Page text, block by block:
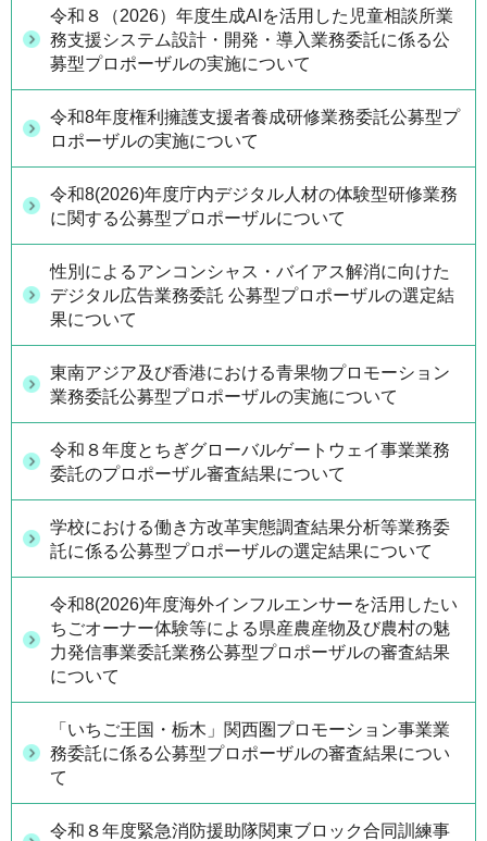
令和８（2026）年度生成AIを活用した児童相談所業
務支援システム設計・開発・導入業務委託に係る公
募型プロポーザルの実施について
令和8年度権利擁護支援者養成研修業務委託公募型プ
ロポーザルの実施について
令和8(2026)年度庁内デジタル人材の体験型研修業務
に関する公募型プロポーザルについて
性別によるアンコンシャス・バイアス解消に向けた
デジタル広告業務委託 公募型プロポーザルの選定結
果について
東南アジア及び香港における青果物プロモーション
業務委託公募型プロポーザルの実施について
令和８年度とちぎグローバルゲートウェイ事業業務
委託のプロポーザル審査結果について
学校における働き方改革実態調査結果分析等業務委
託に係る公募型プロポーザルの選定結果について
令和8(2026)年度海外インフルエンサーを活用したい
ちごオーナー体験等による県産農産物及び農村の魅
力発信事業委託業務公募型プロポーザルの審査結果
について
「いちご王国・栃木」関西圏プロモーション事業業
務委託に係る公募型プロポーザルの審査結果につい
て
令和８年度緊急消防援助隊関東ブロック合同訓練事